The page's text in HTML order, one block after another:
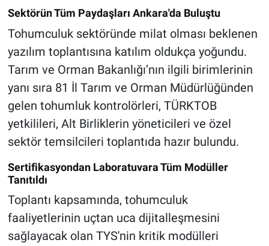
Sektörün Tüm Paydaşları Ankara'da Buluştu
Tohumculuk sektöründe milat olması beklenen
yazılım toplantısına katılım oldukça yoğundu.
Tarım ve Orman Bakanlığı’nın ilgili birimlerinin
yanı sıra 81 İl Tarım ve Orman Müdürlüğünden
gelen tohumluk kontrolörleri, TÜRKTOB
yetkilileri, Alt Birliklerin yöneticileri ve özel
sektör temsilcileri toplantıda hazır bulundu.
Sertifikasyondan Laboratuvara Tüm Modüller
Tanıtıldı
Toplantı kapsamında, tohumculuk
faaliyetlerinin uçtan uca dijitalleşmesini
sağlayacak olan TYS'nin kritik modülleri